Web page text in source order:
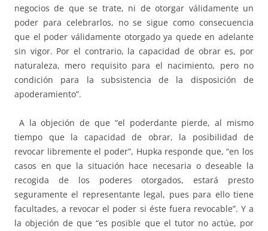
negocios de que se trate, ni de otorgar válidamente un
poder para celebrarlos, no se sigue como consecuencia
que el poder válidamente otorgado ya quede en adelante
sin vigor. Por el contrario, la capacidad de obrar es, por
naturaleza, mero requisito para el nacimiento, pero no
condición para la subsistencia de la disposición de
apoderamiento”.
A la objeción de que “el poderdante pierde, al mismo
tiempo que la capacidad de obrar, la posibilidad de
revocar libremente el poder”, Hupka responde que, “en los
casos en que la situación hace necesaria o deseable la
recogida de los poderes otorgados, estará presto
seguramente el representante legal, pues para ello tiene
facultades, a revocar el poder si éste fuera revocable”. Y a
la objeción de que “es posible que el tutor no actúe, por